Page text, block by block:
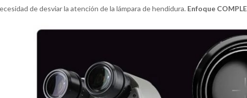
de desviar la atención de la lámpara de hendidura. Enfoque